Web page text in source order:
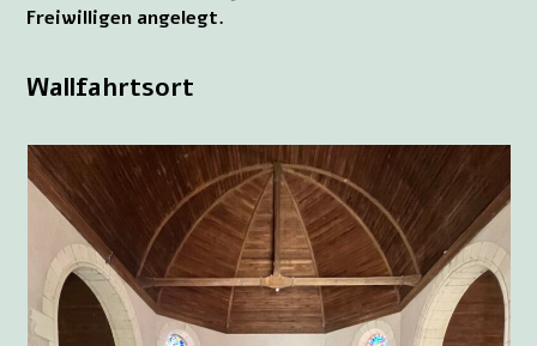
Freiwilligen angelegt.
Wallfahrtsort